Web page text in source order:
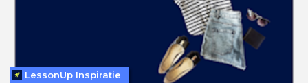
LessonUp Inspiratie